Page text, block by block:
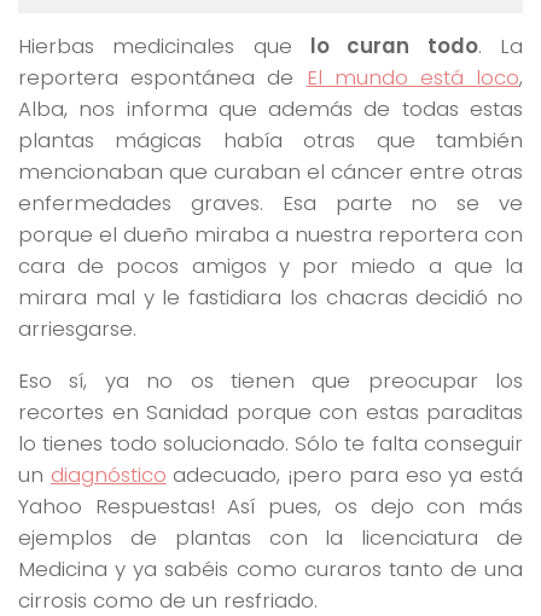
Hierbas medicinales que lo curan todo. La
reportera espontánea de El mundo está loco,
Alba, nos informa que además de todas estas
plantas mágicas había otras que también
mencionaban que curaban el cáncer entre otras
enfermedades graves. Esa parte no se ve
porque el dueño miraba a nuestra reportera con
cara de pocos amigos y por miedo a que la
mirara mal y le fastidiara los chacras decidió no
arriesgarse.
Eso sí, ya no os tienen que preocupar los
recortes en Sanidad porque con estas paraditas
lo tienes todo solucionado. Sólo te falta conseguir
un diagnóstico adecuado, ¡pero para eso ya está
Yahoo Respuestas! Así pues, os dejo con más
ejemplos de plantas con la licenciatura de
Medicina y ya sabéis como curaros tanto de una
cirrosis como de un resfriado.